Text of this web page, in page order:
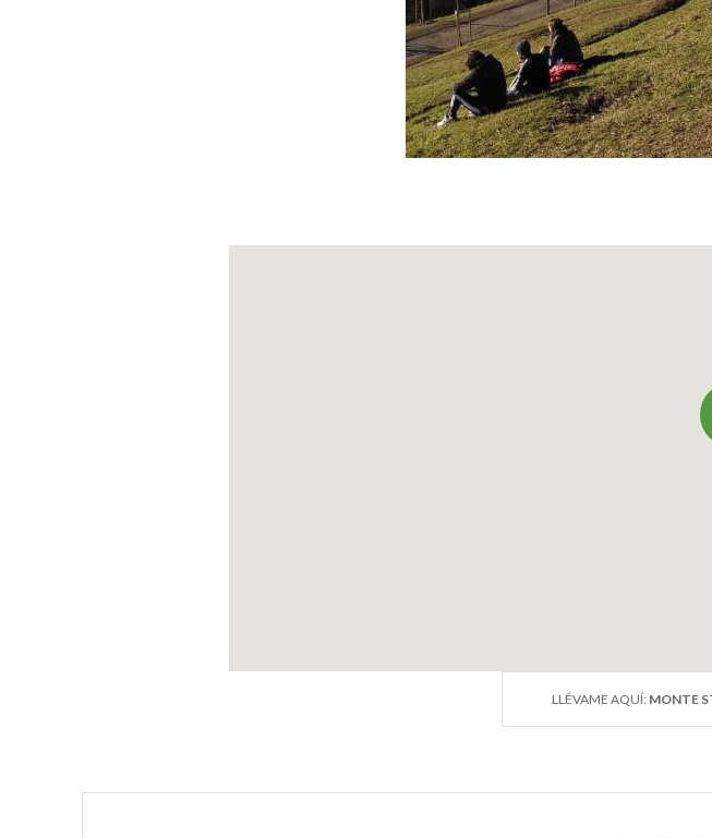
conmemorarán en este jardín se confía a
(PH IG: @WIKIPEDIA)
LLÉVAME AQUÍ: MONTE